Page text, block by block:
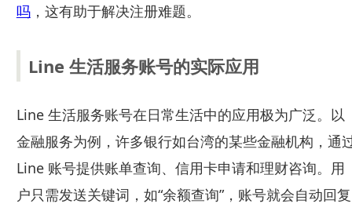
吗，这有助于解决注册难题。
Line 生活服务账号的实际应用
Line 生活服务账号在日常生活中的应用极为广泛。以
金融服务为例，许多银行如台湾的某些金融机构，通
Line 账号提供账单查询、信用卡申请和理财咨询。用
户只需发送关键词，如“余额查询”，账号就会自动回复